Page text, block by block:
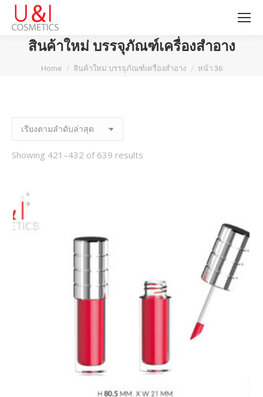
สินค้าใหม่ บรรจุภัณฑ์เครื่องสำอาง
You are here:
Home สินค้าใหม่ บรรจุภัณฑ์เครื่องสำอาง หน้า 36
Showing 421–432 of 639 results